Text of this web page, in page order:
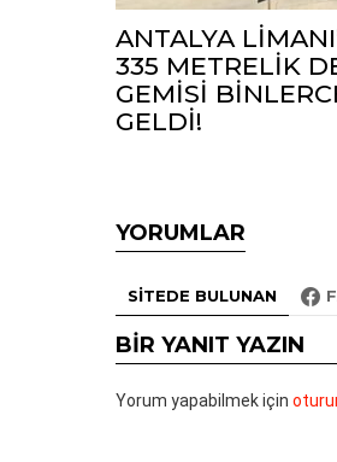
ANTALYA
335 METRELİK
GEMİSİ
GELDİ!
YORUMLAR
SITEDE BULUNAN
BIR YANIT YAZIN
Yorum yapabilmek için